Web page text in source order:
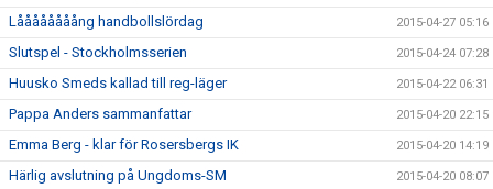
Låååååååång handbollslördag 2015-04-27 05:16
Slutspel - Stockholmsserien 2015-04-24 07:28
Huusko Smeds kallad till reg-läger 2015-04-22 06:31
Pappa Anders sammanfattar 2015-04-20 22:15
Emma Berg - klar för Rosersbergs IK 2015-04-20 14:19
Härlig avslutning på Ungdoms-SM 2015-04-20 08:07